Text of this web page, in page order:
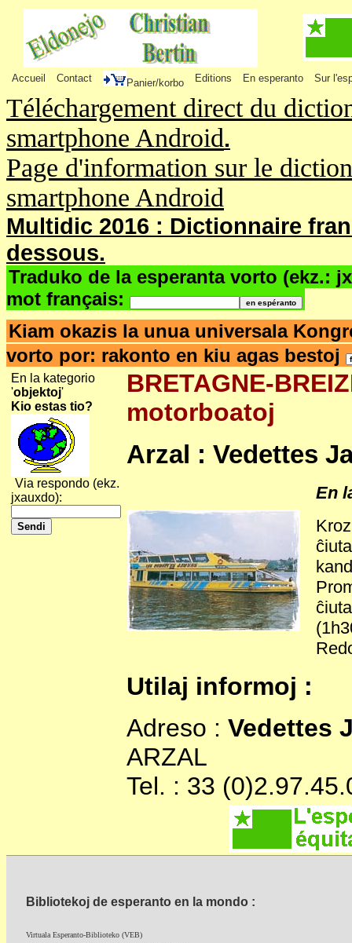
Accueil Contact Panier/korbo Editions En esperanto Sur
Téléchargement direct du
smartphone Android.
Page d'information sur le
smartphone Android
Multidic 2016 : Dictionnaire
dessous.
Traduko de la esperanta vorto (ekz.:
mot français:
Kiam okazis la unua universala
vorto por: rakonto en kiu agas bestoj
En la kategorio
'objektoj'
Kio estas tio?
Via respondo (ekz.
jxauxdo):
BRETAGNE-
motorboatoj
Arzal : Vedettes
En
Utilaj informoj :
Adreso : Vedettes
ARZAL
Tel. : 33
Bibliotekoj de esperanto en la mondo :
Virtuala Esperanto-Biblioteko (VEB)